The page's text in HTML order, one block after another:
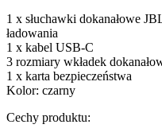
1 x słuchawki dokanałowe
ładowania
1 x kabel USB-C
3 rozmiary wkładek
1 x karta bezpieczeństwa
Kolor: czarny
Cechy produktu: